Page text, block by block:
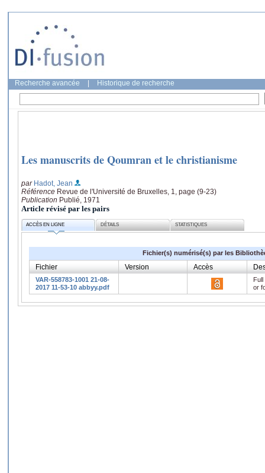
Recherche avancée Historique de recherche
Les manuscrits de Qoumran et le christianisme
par Hadot, Jean
Référence Revue de l'Université de Bruxelles, 1, page (9-23)
Publication Publié, 1971
Article révisé par les pairs
ACCÈS EN LIGNE DÉTAILS STATISTIQUES
Fichier(s) numérisé(s) par les
Fichier Version Accès
VAR-558783-1001 21-08-
2017 11-53-10 abbyy.pdf
or